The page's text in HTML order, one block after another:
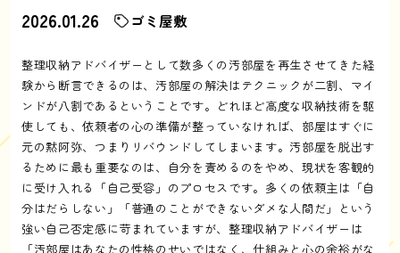
2026.01.26 ゴミ屋敷
整理収納アドバイザーとして数多くの汚部屋を再生させてきた経
験から断言できるのは、汚部屋の解決はテクニックが二割、マイ
ンドが八割であるということです。どれほど高度な収納技術を駆
使しても、依頼者の心の準備が整っていなければ、部屋はすぐに
元の黙阿弥、つまりリバウンドしてしまいます。汚部屋を脱出す
るために最も重要なのは、自分を責めるのをやめ、現状を客観的
に受け入れる「自己受容」のプロセスです。多くの依頼主は「自
分はだらしない」「普通のことができないダメな人間だ」という
強い自己否定感に苛まれていますが、整理収納アドバイザーは
「汚部屋はあなたの性格のせいではなく、仕組みと心の余裕がな